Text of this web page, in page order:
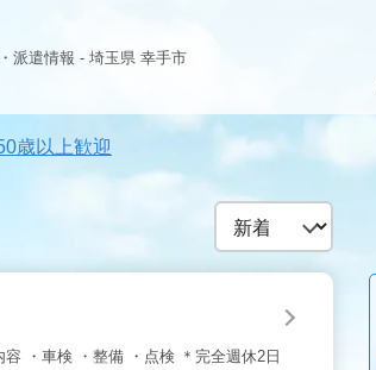
派遣情報 - 埼玉県 幸手市
歳以上歓迎
・車検 ・整備 ・点検 ＊完全週休2日